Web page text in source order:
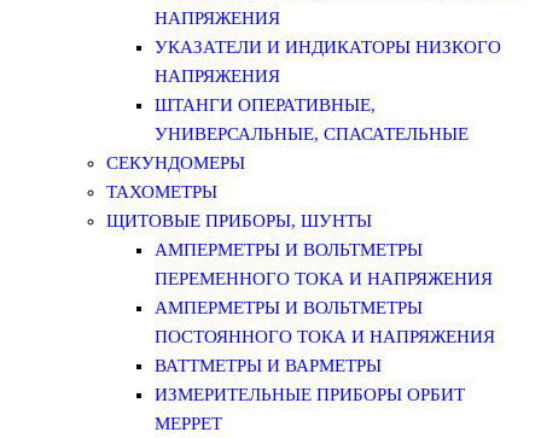
НАПРЯЖЕНИЯ
УКАЗАТЕЛИ И ИНДИКАТОРЫ НИЗКОГО
НАПРЯЖЕНИЯ
ШТАНГИ ОПЕРАТИВНЫЕ,
УНИВЕРСАЛЬНЫЕ, СПАСАТЕЛЬНЫЕ
СЕКУНДОМЕРЫ
ТАХОМЕТРЫ
ЩИТОВЫЕ ПРИБОРЫ, ШУНТЫ
АМПЕРМЕТРЫ И ВОЛЬТМЕТРЫ
ПЕРЕМЕННОГО ТОКА И НАПРЯЖЕНИЯ
АМПЕРМЕТРЫ И ВОЛЬТМЕТРЫ
ПОСТОЯННОГО ТОКА И НАПРЯЖЕНИЯ
ВАТТМЕТРЫ И ВАРМЕТРЫ
ИЗМЕРИТЕЛЬНЫЕ ПРИБОРЫ ОРБИТ
МЕРРЕТ